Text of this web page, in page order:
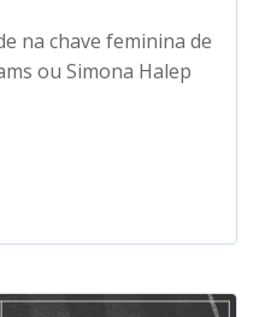
na chave feminina de
ou Simona Halep